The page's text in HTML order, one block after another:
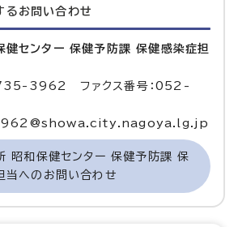
る お問い合わせ
健センター 保健予防課 保健感染症担
3962 ファクス番号：052-
昭和保健センター 保健予防課 保
当へのお問い合わせ